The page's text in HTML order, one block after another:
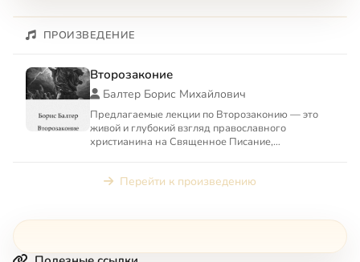
ПРОИЗВЕДЕНИЕ
Второзаконие
Балтер Борис Михайлович
Предлагаемые лекции по Второзаконию — это
живой и глубокий взгляд православного
христианина на Священное Писание,
Перейти к произведению